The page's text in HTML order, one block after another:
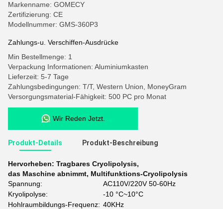
Markenname: GOMECY
Zertifizierung: CE
Modellnummer: GMS-360P3
Zahlungs-u. Verschiffen-Ausdrücke
Min Bestellmenge: 1
Verpackung Informationen: Aluminiumkasten
Lieferzeit: 5-7 Tage
Zahlungsbedingungen: T/T, Western Union, MoneyGram
Versorgungsmaterial-Fähigkeit: 500 PC pro Monat
Wir Reden Jetzt.
Produkt-Details Produkt-Beschreibung
Hervorheben: Tragbares Cryolipolysis,
das Maschine abnimmt, Multifunktions-Cryolipolysis
Spannung:
AC110V/220V 50-60Hz
Kryolipolyse:
-10 °C~10°C
Hohlraumbildungs-Frequenz: 40KHz